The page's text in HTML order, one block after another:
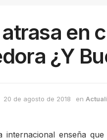
en
¿Y
20 de agosto de 2018 en
internacional enseña